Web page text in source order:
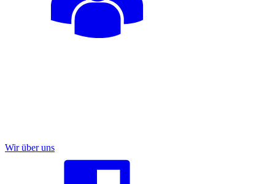
Wir über uns